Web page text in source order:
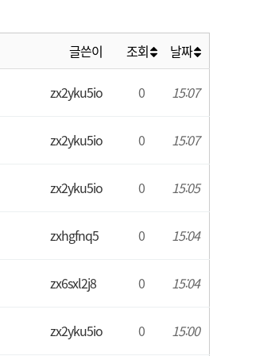
글쓴이 조회 날짜
zx2yku5io 0 15:07
zx2yku5io 0 15:07
zx2yku5io 0 15:05
zxhgfnq5 0 15:04
zx6sxl2j8 0 15:04
zx2yku5io 0 15:00